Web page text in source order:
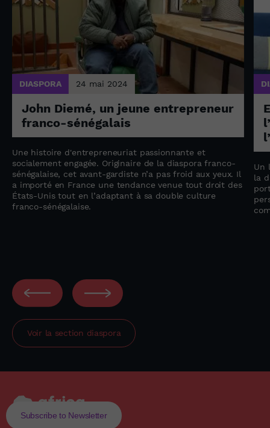
DIASPORA 24 mai 2024
John Diemé, un jeune entrepreneur
franco-sénégalais
Une histoire d'entrepreneuriat passionnante et
socialement engagée. Originaire de la diaspora franco-
sénégalaise, cet avant-gardiste n’a pas froid aux yeux. Il
a importé en France une tendance venue tout droit des
États-Unis tout en l’adaptant à sa double culture
franco-sénégalaise.
Un
la
Voir la section diaspora
Subscribe to Newsletter